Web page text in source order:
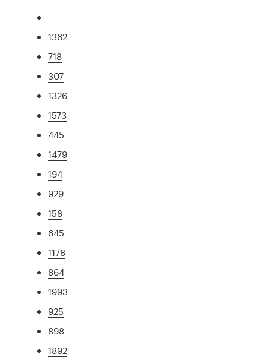
1362
718
307
1326
1573
445
1479
194
929
158
645
1178
864
1993
925
898
1892